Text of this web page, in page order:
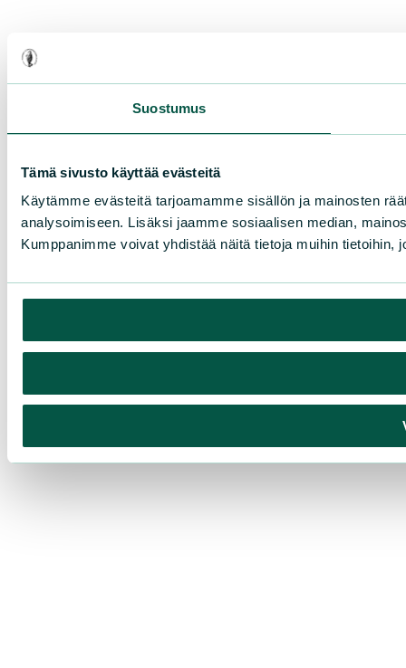
Suostumus
Tämä sivusto käyttää evästeitä
Käytämme evästeitä tarjoamamme sisällön ja mainosten
analysoimiseen. Lisäksi jaamme sosiaalisen median,
Kumppanimme voivat yhdistää näitä tietoja muihin tietoihin,